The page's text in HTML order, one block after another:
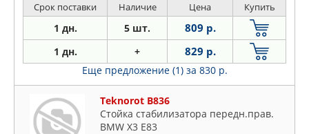
Срок поставки Наличие Цена Купить
1 дн. 5 шт. 809 р.
1 дн. + 829 р.
Еще предложение (1) за 830 р.
Teknorot B836
Стойка стабилизатора передн.прав.
BMW X3 E83